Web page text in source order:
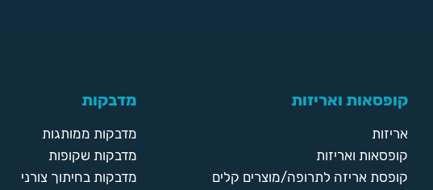
קופסאות ואריזות
אריזות
קופסאות ואריזות
קופסת אריזה לתרופה/מוצרים קלים
מדבקות
מדבקות ממותגות
מדבקות שקופות
מדבקות בחיתוך צורני